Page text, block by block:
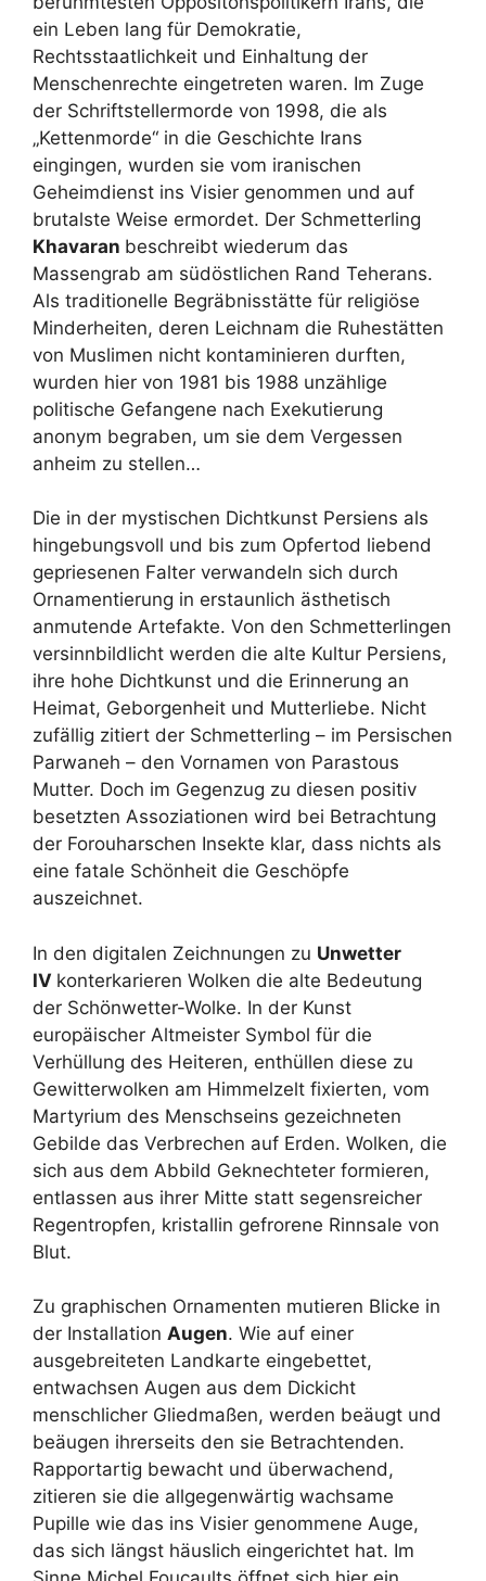
ein Leben lang für Demokratie,
Rechtsstaatlichkeit und Einhaltung der
Menschenrechte eingetreten waren. Im Zuge
der Schriftstellermorde von 1998, die als
„Kettenmorde“ in die Geschichte Irans
eingingen, wurden sie vom iranischen
Geheimdienst ins Visier genommen und auf
brutalste Weise ermordet. Der Schmetterling
Khavaran beschreibt wiederum das
Massengrab am südöstlichen Rand Teherans.
Als traditionelle Begräbnisstätte für religiöse
Minderheiten, deren Leichnam die Ruhestätten
von Muslimen nicht kontaminieren durften,
wurden hier von 1981 bis 1988 unzählige
politische Gefangene nach Exekutierung
anonym begraben, um sie dem Vergessen
anheim zu stellen…
Die in der mystischen Dichtkunst Persiens als
hingebungsvoll und bis zum Opfertod liebend
gepriesenen Falter verwandeln sich durch
Ornamentierung in erstaunlich ästhetisch
anmutende Artefakte. Von den Schmetterlingen
versinnbildlicht werden die alte Kultur Persiens,
ihre hohe Dichtkunst und die Erinnerung an
Heimat, Geborgenheit und Mutterliebe. Nicht
zufällig zitiert der Schmetterling – im Persischen
Parwaneh – den Vornamen von Parastous
Mutter. Doch im Gegenzug zu diesen positiv
besetzten Assoziationen wird bei Betrachtung
der Forouharschen Insekte klar, dass nichts als
eine fatale Schönheit die Geschöpfe
auszeichnet.
In den digitalen Zeichnungen zu Unwetter
IV konterkarieren Wolken die alte Bedeutung
der Schönwetter-Wolke. In der Kunst
europäischer Altmeister Symbol für die
Verhüllung des Heiteren, enthüllen diese zu
Gewitterwolken am Himmelzelt fixierten, vom
Martyrium des Menschseins gezeichneten
Gebilde das Verbrechen auf Erden. Wolken, die
sich aus dem Abbild Geknechteter formieren,
entlassen aus ihrer Mitte statt segensreicher
Regentropfen, kristallin gefrorene Rinnsale von
Blut.
Zu graphischen Ornamenten mutieren Blicke in
der Installation Augen. Wie auf einer
ausgebreiteten Landkarte eingebettet,
entwachsen Augen aus dem Dickicht
menschlicher Gliedmaßen, werden beäugt und
beäugen ihrerseits den sie Betrachtenden.
Rapportartig bewacht und überwachend,
zitieren sie die allgegenwärtig wachsame
Pupille wie das ins Visier genommene Auge,
das sich längst häuslich eingerichtet hat. Im